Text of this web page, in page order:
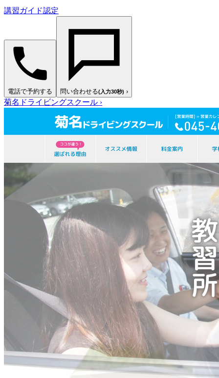
講習ガイド認定
電話で予約する 問い合わせる(入力30秒) ›
菊名ドライビングスクール ›